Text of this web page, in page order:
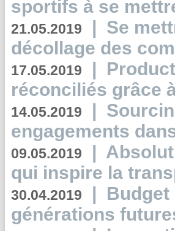
sportifs à se
21.05.2019 | Se
décollage des
17.05.2019 |
réconciliés grâce
14.05.2019 |
engagements
09.05.2019 |
qui inspire la
30.04.2019 | Budget
générations